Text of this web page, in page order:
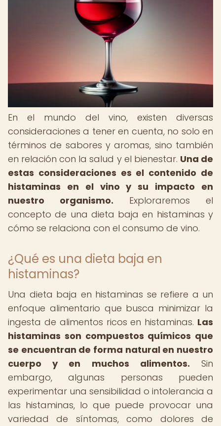
En el mundo del vino, existen diversas
consideraciones a tener en cuenta, no solo en
términos de sabores y aromas, sino también
en relación con la salud y el bienestar. Una de
estas consideraciones es el contenido de
histaminas en el vino y su impacto en
nuestro organismo. Exploraremos el
concepto de una dieta baja en histaminas y
cómo se relaciona con el consumo de vino.
¿Qué es una dieta baja en
histaminas?
Una dieta baja en histaminas se refiere a un
enfoque alimentario que busca minimizar la
ingesta de alimentos ricos en histaminas. Las
histaminas son compuestos químicos que
se encuentran de forma natural en nuestro
cuerpo y en muchos alimentos. Sin
embargo, algunas personas pueden
experimentar una sensibilidad o intolerancia a
las histaminas, lo que puede provocar una
variedad de síntomas, como dolores de